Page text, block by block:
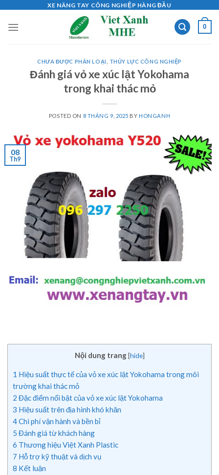
content
XE NÂNG TAY CÔNG NGHIỆP HÀNG ĐẦU
0
CHƯA ĐƯỢC PHÂN LOẠI THỦY LỰC CÔNG NGHIỆP
Đánh giá vỏ xe xúc lật Yokohama
trong khai thác mỏ
POSTED ON 8 THÁNG 9, 2025 BYHONGANH
08
Th9
Nội dung trang [hide]
1 Hiệu suất thực tế của vỏ xe xúc lật Yokohama trong môi
trường khai thác mỏ
2 Đặc điểm nổi bật của vỏ xe xúc lật Yokohama
3 Hiệu suất trên địa hình khó khăn
4Chi phí vận hành và bền bỉ
5 Đánh giá từ khách hàng
6 Thương hiệu Việt Xanh Plastic
7 Hỗ trợ kỹ thuật và dịch vụ
8 Kết luận